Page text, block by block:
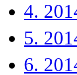
4.
5.
6.